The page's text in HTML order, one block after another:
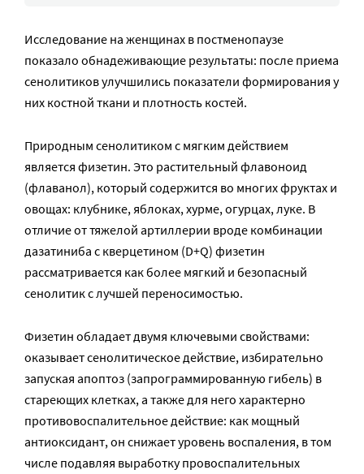
Исследование на женщинах в постменопаузе
показало обнадеживающие результаты: после приема
сенолитиков улучшились показатели формирования у
них костной ткани и плотность костей.
Природным сенолитиком с мягким действием
является физетин. Это растительный флавоноид
(флаванол), который содержится во многих фруктах и
овощах: клубнике, яблоках, хурме, огурцах, луке. В
отличие от тяжелой артиллерии вроде комбинации
дазатиниба с кверцетином (D+Q) физетин
рассматривается как более мягкий и безопасный
сенолитик с лучшей переносимостью.
Физетин обладает двумя ключевыми свойствами:
оказывает сенолитическое действие, избирательно
запуская апоптоз (запрограммированную гибель) в
стареющих клетках, а также для него характерно
противовоспалительное действие: как мощный
антиоксидант, он снижает уровень воспаления, в том
числе подавляя выработку провоспалительных